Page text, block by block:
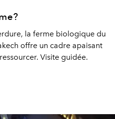
la ferme biologique du
offre un cadre apaisant
Visite guidée.